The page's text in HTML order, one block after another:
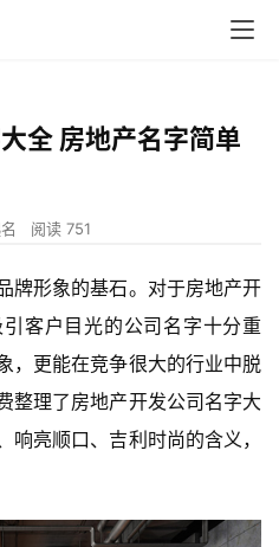
全 房地产名字简单
阅读 751
牌形象的基石。对于房地产开
客户目光的公司名字十分重
，更能在竞争很大的行业中脱
整理了房地产开发公司名字大
亮顺口、吉利时尚的含义，